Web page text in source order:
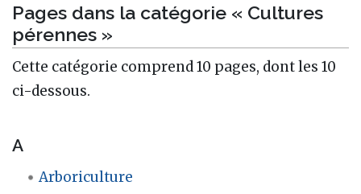
Pages dans la catégorie « Cultures
pérennes »
Cette catégorie comprend 10 pages, dont les 10
ci-dessous.
A
Arboriculture